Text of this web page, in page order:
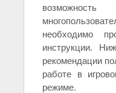
необходимо
инструкции.
рекомендации
работе в
режиме.